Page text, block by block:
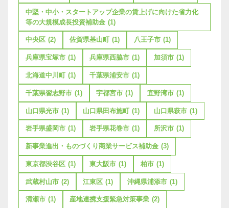
中堅・中小・スタートアップ企業の賃上げに向けた省力化
等の大規模成長投資補助金 (1)
中央区 (2) 佐賀県基山町 (1) 八王子市 (1)
兵庫県宝塚市 (1) 兵庫県西脇市 (1) 加須市 (1)
北海道中川町 (1) 千葉県浦安市 (1)
千葉県習志野市 (1) 宇都宮市 (1) 宜野湾市 (1)
山口県光市 (1) 山口県田布施町 (1) 山口県萩市 (1)
岩手県盛岡市 (1) 岩手県花巻市 (1) 所沢市 (1)
新事業進出・ものづくり商業サービス補助金 (3)
東京都渋谷区 (1) 東大阪市 (1) 柏市 (1)
武蔵村山市 (2) 江東区 (1) 沖縄県浦添市 (1)
清瀬市 (1) 産地連携支援緊急対策事業 (2)